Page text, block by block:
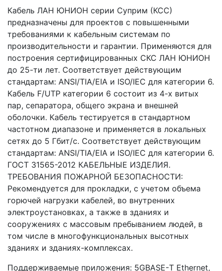
Кабель ЛАН ЮНИОН серии Суприм (КСС)
предназначены для проектов с повышенными
требованиями к кабельным системам по
производительности и гарантии. Применяются для
построения сертифицированных СКС ЛАН ЮНИОН
до 25-ти лет. Соответствует действующим
стандартам: ANSI/TIA/EIA и ISO/IEC для категории 6.
Кабель F/UTP категории 6 состоит из 4-х витых
пар, сепаратора, общего экрана и внешней
оболочки. Кабель тестируется в стандартном
частотном диапазоне и применяется в локальных
сетях до 5 Гбит/с. Соответствует действующим
стандартам: ANSI/TIA/EIA и ISO/IEC для категории 6.
ГОСТ 31565-2012 КАБЕЛЬНЫЕ ИЗДЕЛИЯ.
ТРЕБОВАНИЯ ПОЖАРНОЙ БЕЗОПАСНОСТИ:
Рекомендуется для прокладки, с учетом объема
горючей нагрузки кабелей, во внутренних
электроустановках, а также в зданиях и
сооружениях с массовым пребыванием людей, в
том числе в многофункциональных высотных
зданиях и зданиях-комплексах.
Поддерживаемые приложения: 5GBASE-Т Ethernet,